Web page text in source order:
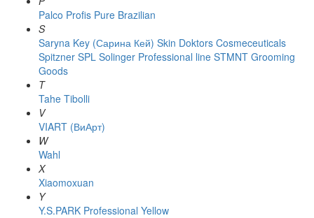
Palco Profis Pure Brazilian
S
Saryna Key (Сарина Кей) Skin Doktors Cosmeceuticals
Spitzner SPL Solinger Professional line STMNT Grooming
Goods
T
Tahe Tibolli
V
VIART (ВиАрт)
W
Wahl
X
Xiaomoxuan
Y
Y.S.PARK Professional Yellow